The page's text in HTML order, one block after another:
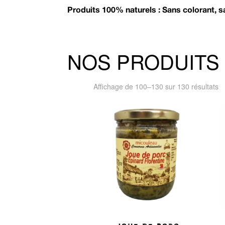
Produits 100% naturels : Sans colorant,
NOS PRODUITS
Affichage de 100–130 sur 130 résultatsTrié